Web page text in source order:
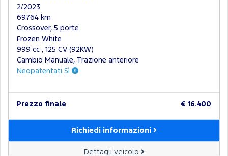
2/2023
69.764 km
Crossover, 5 porte
Frozen White
999 cc , 125 CV (92KW)
Cambio Manuale, Trazione anteriore
Neopatentati Sì
Prezzo finale € 16.400
Richiedi informazioni
Dettagli veicolo